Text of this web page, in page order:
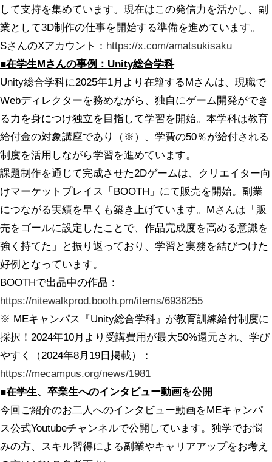
して支持を集めています。現在はこの発信力を活かし、副
業として3D制作の仕事を開始する準備を進めています。
SさんのXアカウント： https://x.com/amatsukisaku
■在学生Mさんの事例：Unity総合学科
Unity総合学科に2025年1月より在籍するMさんは、現職で
Webディレクターを務めながら、独自にゲーム開発ができ
る力を身につけ独立を目指して学習を開始。本学科は教育
給付金の対象講座であり（※）、学費の50％が給付される
制度を活用しながら学習を進めています。
課題制作を通じて完成させた2Dゲームは、クリエイター向
けマーケットプレイス「BOOTH」にて販売を開始。副業
につながる実績を早くも築き上げています。Mさんは「販
売をゴールに設定したことで、作品完成度を高める意識を
強く持てた」と振り返っており、学習と実務を結びつけた
好例となっています。
BOOTHで出品中の作品：
https://nitewalkprod.booth.pm/items/6936255
※ MEキャンパス『Unity総合学科』が教育訓練給付制度に
採択！2024年10月より受講費用が最大50%還元され、学び
やすく（2024年8月19日掲載）：
https://mecampus.org/news/1981
■在学生、卒業生へのインタビュー動画を公開
今回ご紹介のお二人へのインタビュー動画をMEキャンパ
ス公式Youtubeチャンネルで公開しています。独学でお悩
みの方、スキル習得による副業やキャリアアップをお考え